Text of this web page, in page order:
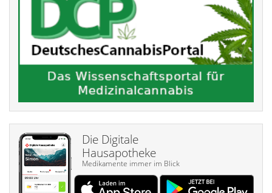
Die Digitale
Hausapotheke
Medikamente immer im Blick